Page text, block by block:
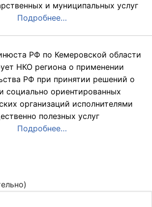
и муниципальных услуг
Подробнее…
РФ по Кемеровской области
НКО региона о применении
РФ при принятии решений о
социально ориентированных
организаций исполнителями
полезных услуг
Подробнее…